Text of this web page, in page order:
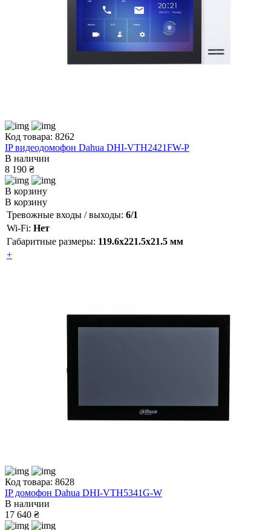
Код товара: 8262
IP видеодомофон Dahua DHI-VTH2421FW-P
В наличии
8 190 ₴
В корзину
В корзину
Тревожные входы / выходы: 6/1
Wi-Fi: Нет
Габаритные размеры: 119.6x221.5x21.5 мм
+
Код товара: 8628
IP домофон Dahua DHI-VTH5341G-W
В наличии
17 640 ₴